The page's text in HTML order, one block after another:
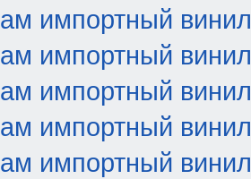
импортный винил
импортный винил
импортный винил
импортный винил
импортный винил